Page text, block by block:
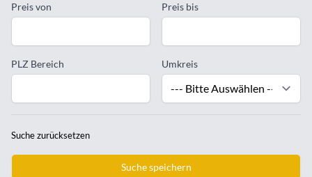
Preis von Preis bis
PLZ Bereich Umkreis
Suche zurücksetzen
Suche speichern